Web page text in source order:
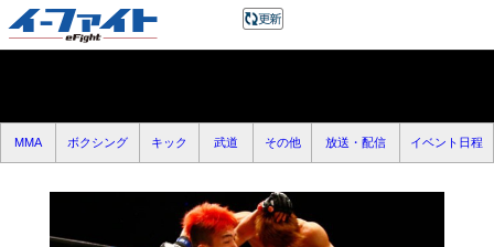
MMA ボクシング キック 武道 その他 放送・配信 イベント日程